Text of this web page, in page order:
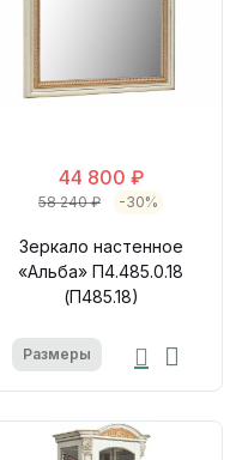
44 800 ₽
58 240 ₽ -30%
Зеркало настенное
«Альба» П4.485.0.18
(П485.18)
Размеры